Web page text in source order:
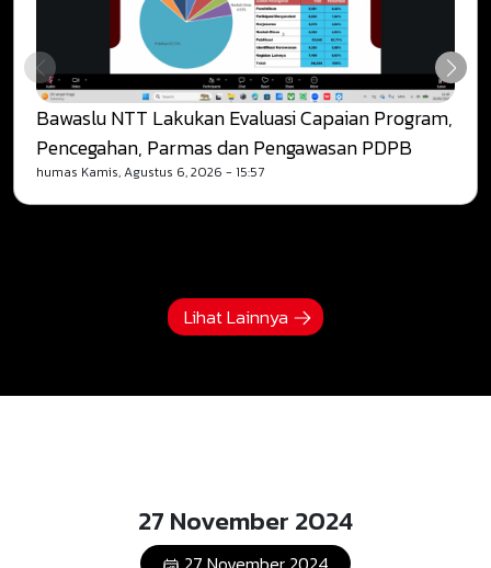
Bawaslu NTT Lakukan Evaluasi Capaian Program,
Pencegahan, Parmas dan Pengawasan PDPB
humas Kamis, Agustus 6, 2026 - 15:57
Lihat Lainnya
27 November 2024